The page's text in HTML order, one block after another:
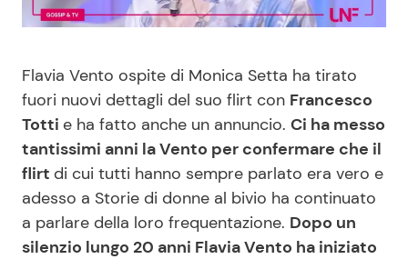
Moda e Style
Mondo Mamma
News benessere
Salute
Viaggi e Turismo
Dolci
Le Ricette in TV
Primi Piatti
Ricette Facili e Veloci
Ricette Feste
Flavia Vento ospite di Monica Setta ha tirato
fuori nuovi dettagli del suo flirt con Francesco
Totti e ha fatto anche un annuncio. Ci ha messo
tantissimi anni la Vento per confermare che il
flirt di cui tutti hanno sempre parlato era vero e
adesso a Storie di donne al bivio ha continuato
a parlare della loro frequentazione. Dopo un
silenzio lungo 20 anni Flavia Vento ha iniziato